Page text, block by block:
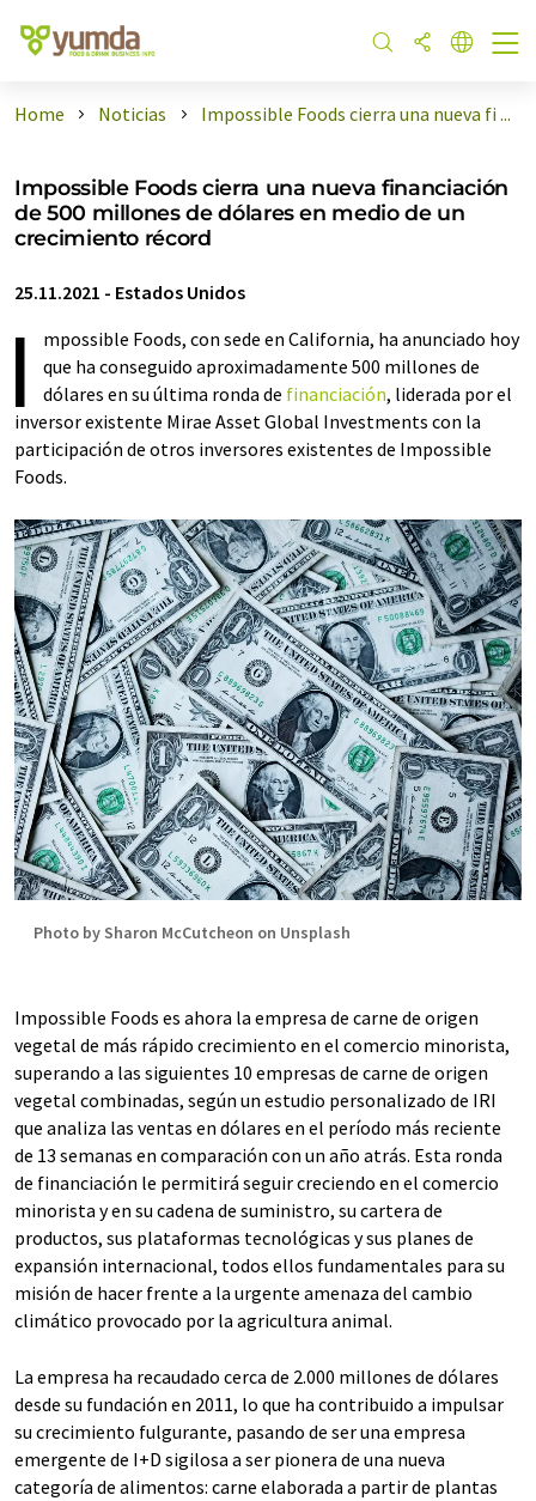
Home Noticias Impossible Foods cierra una nueva fi ...
Impossible Foods cierra una nueva financiación
de 500 millones de dólares en medio de un
crecimiento récord
25.11.2021 - Estados Unidos
I
mpossible Foods, con sede en California, ha anunciado hoy
que ha conseguido aproximadamente 500 millones de
dólares en su última ronda de financiación, liderada por el
inversor existente Mirae Asset Global Investments con la
participación de otros inversores existentes de Impossible
Foods.
Photo by Sharon McCutcheon on Unsplash
Impossible Foods es ahora la empresa de carne de origen
vegetal de más rápido crecimiento en el comercio minorista,
superando a las siguientes 10 empresas de carne de origen
vegetal combinadas, según un estudio personalizado de IRI
que analiza las ventas en dólares en el período más reciente
de 13 semanas en comparación con un año atrás. Esta ronda
de financiación le permitirá seguir creciendo en el comercio
minorista y en su cadena de suministro, su cartera de
productos, sus plataformas tecnológicas y sus planes de
expansión internacional, todos ellos fundamentales para su
misión de hacer frente a la urgente amenaza del cambio
climático provocado por la agricultura animal.
La empresa ha recaudado cerca de 2.000 millones de dólares
desde su fundación en 2011, lo que ha contribuido a impulsar
su crecimiento fulgurante, pasando de ser una empresa
emergente de I+D sigilosa a ser pionera de una nueva
categoría de alimentos: carne elaborada a partir de plantas